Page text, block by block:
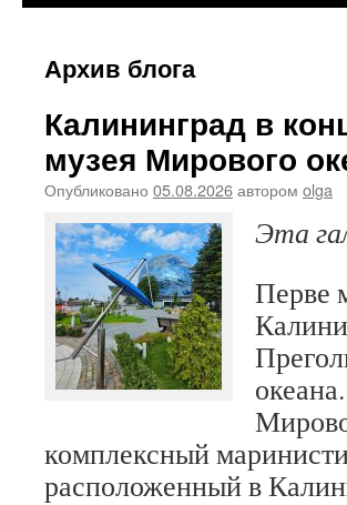
Архив блога
Калининград в
музея Мирового
Опубликовано 05.08.2026автором olga
Эта
Перве
комплексный
расположенный в